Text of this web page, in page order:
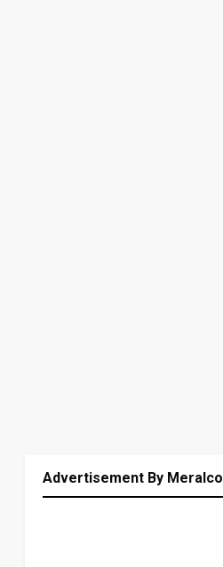
Advertisement By Meralco